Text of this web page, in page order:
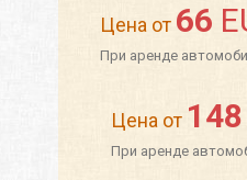
Цена от 66
При аренде
Цена от 148
При аренде